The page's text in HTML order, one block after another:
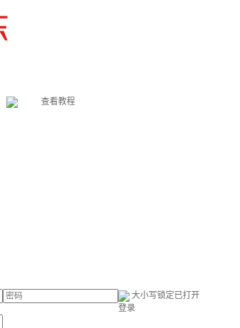
查看教程
大小写锁定已打开
登录